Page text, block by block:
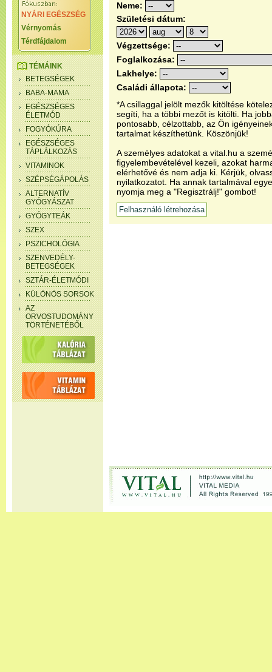
NYÁRI EGÉSZSÉG
Vérnyomás
Térdfájdalom
TÉMÁINK
BETEGSÉGEK
BABA-MAMA
EGÉSZSÉGES
ÉLETMÓD
FOGYÓKÚRA
EGÉSZSÉGES
TÁPLÁLKOZÁS
VITAMINOK
SZÉPSÉGÁPOLÁS
ALTERNATÍV
GYÓGYÁSZAT
GYÓGYTEÁK
SZEX
PSZICHOLÓGIA
SZENVEDÉLY-
BETEGSÉGEK
SZTÁR-ÉLETMÓDI
KÜLÖNÖS SORSOK
AZ
ORVOSTUDOMÁNY
TÖRTÉNETÉBŐL
Neme:
Születési dátum:
Végzettsége:
Foglalkozása:
Lakhelye:
Családi állapota:
*A csillaggal jelölt mezők kitöltése
segíti, ha a többi mezőt is kitölti. Ha
pontosabb, célzottabb, az Ön
tartalmat készíthetünk. Köszönjük!
A személyes adatokat a vital.hu a
figyelembevételével kezeli, azokat
elérhetővé és nem adja ki. Kérjük,
nyilatkozatot. Ha annak tartalmával
nyomja meg a "Regisztrálj!" gombot!